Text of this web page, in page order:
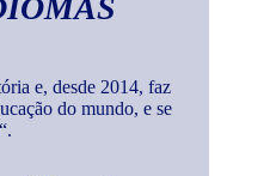
e, desde 2014, faz
do mundo, e se
“.